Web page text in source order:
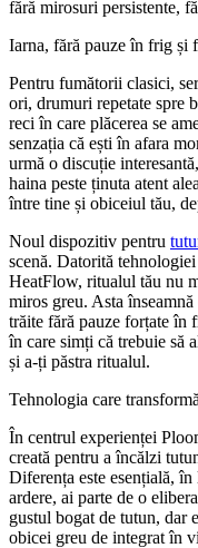
fără mirosuri persistente,
Iarna, fără pauze în frig și
Pentru fumătorii clasici,
ori, drumuri repetate spre
reci în care plăcerea se
senzația că ești în afara
urmă o discuție
haina peste ținuta atent
între tine și obiceiul tău,
Noul dispozitiv pentru
scenă. Datorită
HeatFlow, ritualul tău nu
miros greu. Asta
trăite fără pauze forțate în
în care simți că trebuie să
și a-ți păstra ritualul.
Tehnologia care
În centrul experienței
creată pentru a încălzi
Diferența este esențială,
ardere, ai parte de o
gustul bogat de tutun, dar
obicei greu de integrat în